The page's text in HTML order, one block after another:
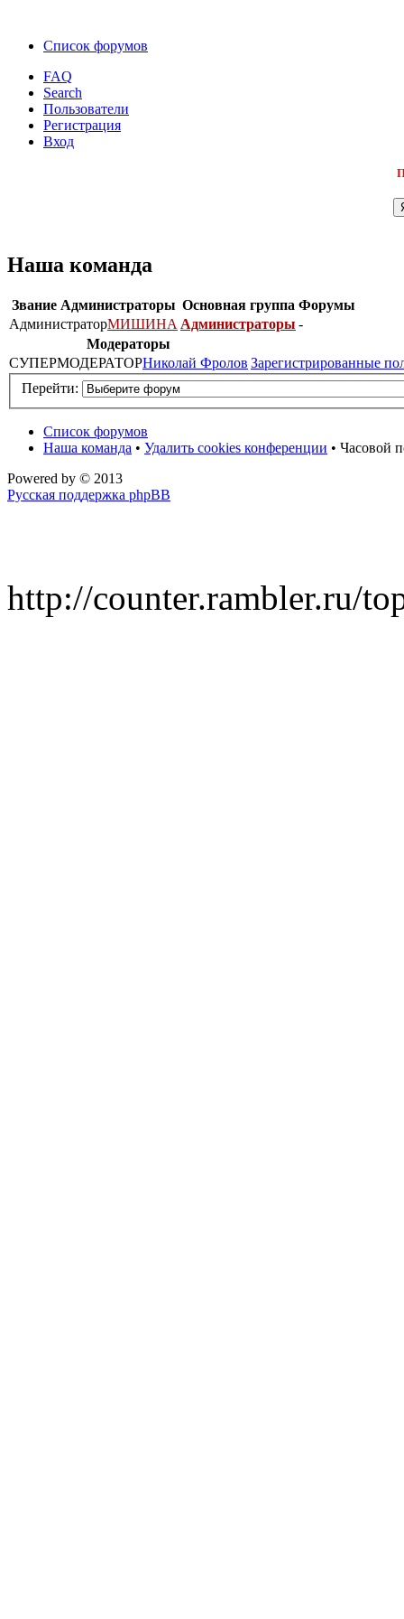
Список форумов
FAQ
Search
Пользователи
Регистрация
Вход
Наша команда
Звание Администраторы Основная группа Форумы
АдминистраторМИШИНА Администраторы -
Модераторы
СУПЕРМОДЕРАТОРНиколай Фролов Зарегистрированные
Перейти:
Список форумов
Наша команда • Удалить cookies конференции • Часовой
Powered by © 2013
Русская поддержка phpBB
http://counter.rambler.ru/